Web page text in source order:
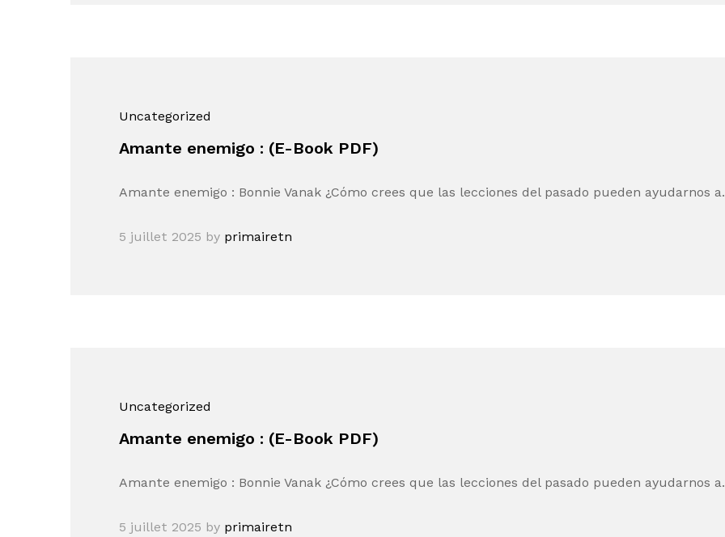
Uncategorized
Amante enemigo : (E-Book PDF)
Amante enemigo : Bonnie Vanak ¿Cómo crees que las lecciones del pasado pueden ayudarnos
5 juillet 2025 by primairetn
Uncategorized
Amante enemigo : (E-Book PDF)
Amante enemigo : Bonnie Vanak ¿Cómo crees que las lecciones del pasado pueden ayudarnos
5 juillet 2025 by primairetn